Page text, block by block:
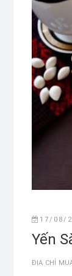
17/08/
Yến
ĐỊA CHỈ